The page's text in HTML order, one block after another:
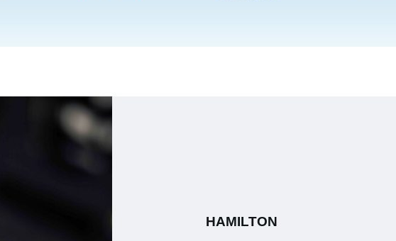
HAMILTON